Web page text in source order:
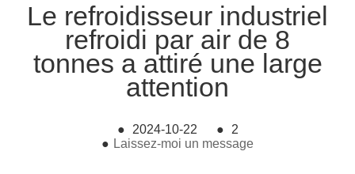
Le refroidisseur industriel
refroidi par air de 8
tonnes a attiré une large
attention
● 2024-10-22 ● 2
● Laissez-moi un message